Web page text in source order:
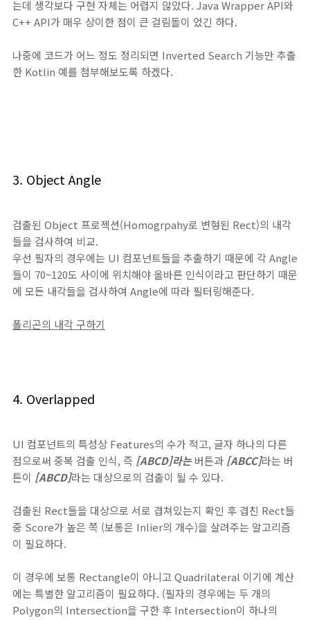
는데 생각보다 구현 자체는 어렵지 않았다. Java Wrapper API와
C++ API가 매우 상이한 점이 큰 걸림돌이 었긴 하다.
나중에 코드가 어느 정도 정리되면 Inverted Search 기능만 추출
한 Kotlin 예를 첨부해보도록 하겠다.
3. Object Angle
검출된 Object 프로젝션(Homogrpahy로 변형된 Rect)의 내각
들을 검사하여 비교.
우선 필자의 경우에는 UI 컴포넌트들을 추출하기 때문에 각 Angle
들이 70~120도 사이에 위치해야 올바른 인식이라고 판단하기 때문
에 모든 내각들을 검사하여 Angle에 따라 필터링해준다.
폴리곤의 내각 구하기
4. Overlapped
UI 컴포넌트의 특성상 Features의 수가 적고, 글자 하나의 다른
점으로써 중복 검출 인식, 즉 [ABCD]라는버튼과 [ABCC]라는 버
튼이 [ABCD]라는 대상으로의 검출이 될 수 있다.
검출된 Rect들을 대상으로 서로 겹쳐있는지 확인 후 겹친 Rect들
중 Score가 높은 쪽 (보통은 Inlier의 개수)을 살려주는 알고리즘
이 필요하다.
이 경우에 보통 Rectangle이 아니고 Quadrilateral 이기에 계산
에는 특별한 알고리즘이 필요하다. (필자의 경우에는 두 개의
Polygon의 Intersection을 구한 후 Intersection이 하나의